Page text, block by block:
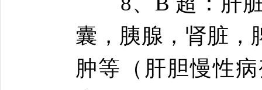
囊，胰腺，肾脏，
肿等（肝胆慢性